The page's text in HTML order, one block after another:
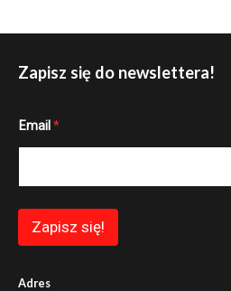
Zapisz się do newslettera!
*
i
Email *
Zapisz się!
Adres